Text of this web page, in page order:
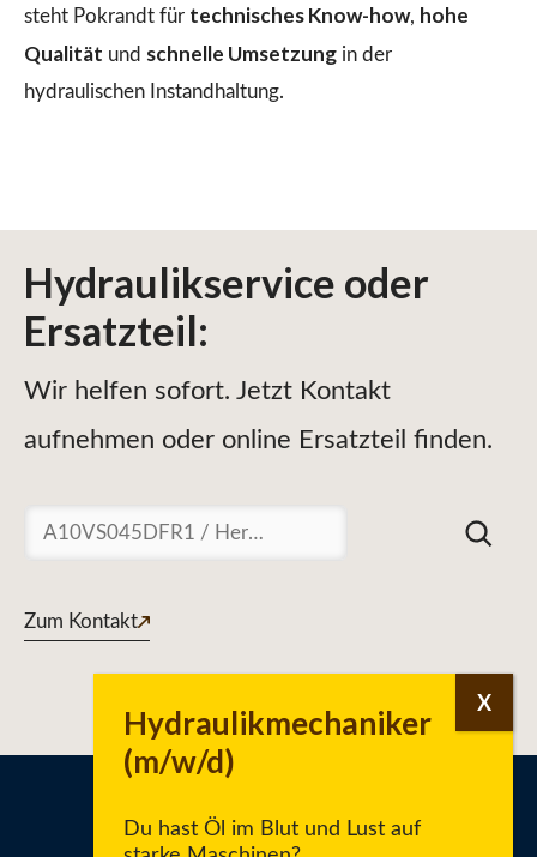
steht Pokrandt für technisches Know-how, hohe
Qualität und schnelle Umsetzung in der
hydraulischen Instandhaltung.
Hydraulikservice oder
Ersatzteil:
Wir helfen sofort. Jetzt Kontakt
aufnehmen oder online Ersatzteil finden.
Suchen
Zum Kontakt
Du hast Öl im Blut und Lust auf